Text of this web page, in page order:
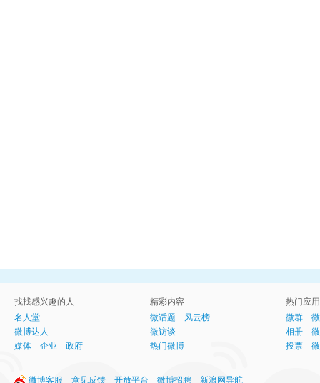
找找感兴趣的人
名人堂
微博达人
媒体
企业 政府
精彩内容
微话题
风云榜
微访谈
热门微博
热门应用
微群
相册
投票
微博客服 意见反馈 开放平台 微博招聘 新浪网导航